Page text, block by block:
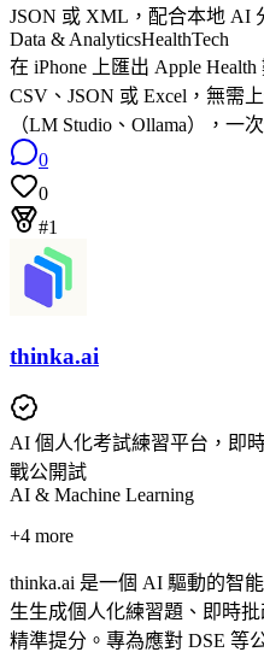
JSON 或 XML，配合本地 AI
Data & AnalyticsHealthTech
在 iPhone 上匯出 Apple
CSV、JSON 或 Excel，無需
（LM Studio、Ollama），一
0
0
#1
thinka.ai
AI 個人化考試練習平台，即
戰公開試
AI & Machine Learning
+4 more
thinka.ai 是一個 AI 驅動的智
生生成個人化練習題、即時
精準提分。專為應對 DSE 等